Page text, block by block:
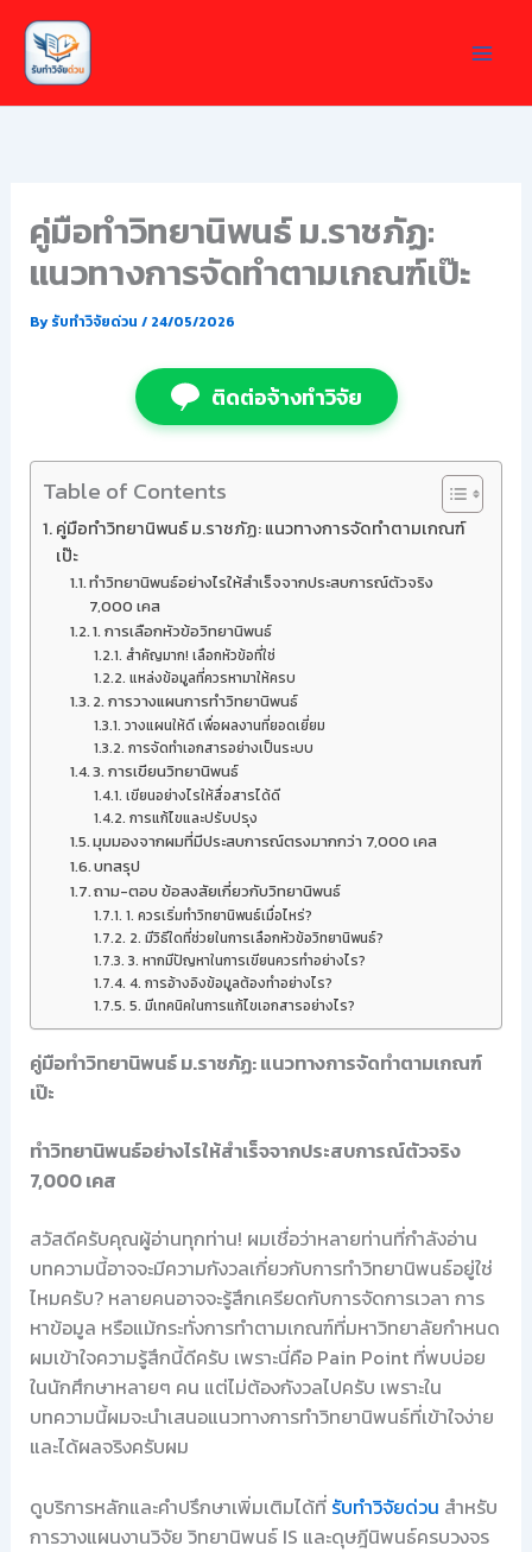
Skip
content
คู่มือทำวิทยานิพนธ์ ม.ราชภัฏ:
แนวทางการจัดทำตามเกณฑ์เป๊ะ
Byรับทำวิจัยด่วน / 24/05/2026
ติดต่อจ้างทำวิจัย
Table of Contents
คู่มือทำวิทยานิพนธ์ ม.ราชภัฏ: แนวทางการจัดทำตามเกณฑ์
เป๊ะ
ทำวิทยานิพนธ์อย่างไรให้สำเร็จจากประสบการณ์ตัวจริง
7,000 เคส
1. การเลือกหัวข้อวิทยานิพนธ์
สำคัญมาก! เลือกหัวข้อที่ใช่
แหล่งข้อมูลที่ควรหามาให้ครบ
2. การวางแผนการทำวิทยานิพนธ์
วางแผนให้ดี เพื่อผลงานที่ยอดเยี่ยม
การจัดทำเอกสารอย่างเป็นระบบ
3. การเขียนวิทยานิพนธ์
เขียนอย่างไรให้สื่อสารได้ดี
การแก้ไขและปรับปรุง
มุมมองจากผมที่มีประสบการณ์ตรงมากกว่า 7,000 เคส
บทสรุป
ถาม-ตอบ ข้อสงสัยเกี่ยวกับวิทยานิพนธ์
1. ควรเริ่มทำวิทยานิพนธ์เมื่อไหร่?
2. มีวิธีใดที่ช่วยในการเลือกหัวข้อวิทยานิพนธ์?
3. หากมีปัญหาในการเขียนควรทำอย่างไร?
4. การอ้างอิงข้อมูลต้องทำอย่างไร?
5. มีเทคนิคในการแก้ไขเอกสารอย่างไร?
คู่มือทำวิทยานิพนธ์ ม.ราชภัฏ: แนวทางการจัดทำตามเกณฑ์
เป๊ะ
ทำวิทยานิพนธ์อย่างไรให้สำเร็จจากประสบการณ์ตัวจริง
7,000 เคส
สวัสดีครับคุณผู้อ่านทุกท่าน! ผมเชื่อว่าหลายท่านที่กำลังอ่าน
บทความนี้อาจจะมีความกังวลเกี่ยวกับการทำวิทยานิพนธ์อยู่ใช่
ไหมครับ? หลายคนอาจจะรู้สึกเครียดกับการจัดการเวลา การ
หาข้อมูล หรือแม้กระทั่งการทำตามเกณฑ์ที่มหาวิทยาลัยกำหนด
ผมเข้าใจความรู้สึกนี้ดีครับ เพราะนี่คือ Pain Point ที่พบบ่อย
ในนักศึกษาหลายๆ คน แต่ไม่ต้องกังวลไปครับ เพราะใน
บทความนี้ผมจะนำเสนอแนวทางการทำวิทยานิพนธ์ที่เข้าใจง่าย
และได้ผลจริงครับผม
ดูบริการหลักและคำปรึกษาเพิ่มเติมได้ที่ รับทำวิจัยด่วน สำหรับ
การวางแผนงานวิจัย วิทยานิพนธ์ IS และดุษฎีนิพนธ์ครบวงจร